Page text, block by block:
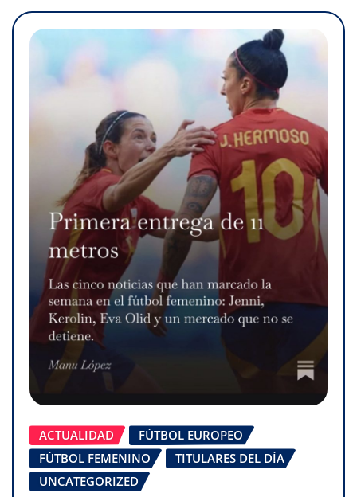
ACTUALIDAD
FÚTBOL EUROPEO
FÚTBOL FEMENINO
TITULARES DEL DÍA
UNCATEGORIZED